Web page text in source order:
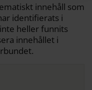
innehåll som
identifierats i
heller funnits
innehållet i